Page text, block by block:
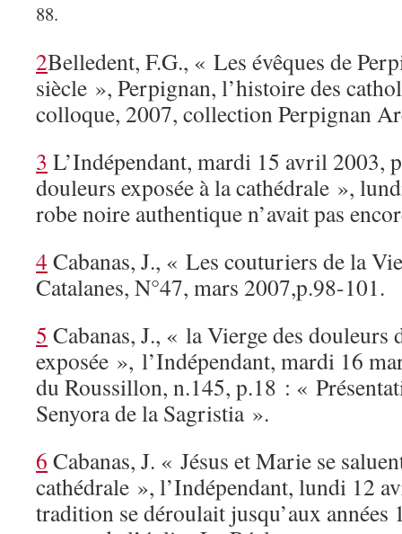
88.
2Belledent, F.G., « Les évêques de
siècle », Perpignan, l’histoire des
colloque, 2007, collection Perpignan
3 L’Indépendant, mardi 15 avril 2003,
douleurs exposée à la cathédrale »,
robe noire authentique n’avait pas
4 Cabanas, J., « Les couturiers de la
Catalanes, N°47, mars 2007,p.98-101.
5 Cabanas, J., « la Vierge des douleurs
exposée », l’Indépendant, mardi 16
du Roussillon, n.145, p.18 : «
Senyora de la Sagristia ».
6 Cabanas, J. « Jésus et Marie se
cathédrale », l’Indépendant, lundi 12
tradition se déroulait jusqu’aux années